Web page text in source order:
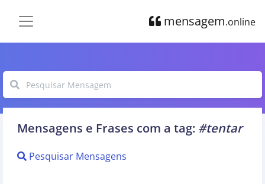
mensagem.online
Mensagens e Frases com a tag: #tentar
Pesquisar Mensagens